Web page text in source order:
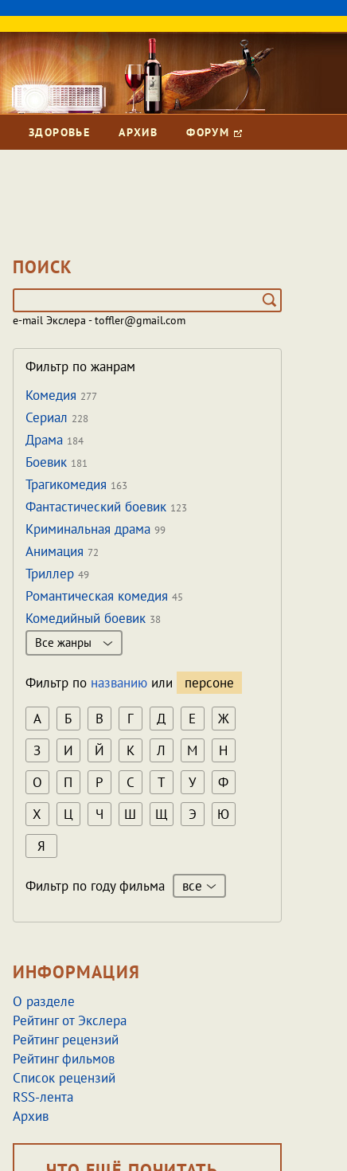
ЗДОРОВЬЕ АРХИВ ФОРУМ
ПОИСК
e-mail Экслера - toffler@gmail.com
Фильтр по жанрам
Комедия 277
Сериал 228
Драма 184
Боевик 181
Трагикомедия 163
Фантастический боевик 123
Криминальная драма 99
Анимация 72
Триллер 49
Романтическая комедия 45
Комедийный боевик 38
Все жанры
Фильтр по названиюили персоне
А Б В Г Д Е
Ж
З
И Й К Л М
Н
О
П Р С Т У
Ф
Х
Ц Ч Ш Щ Э
Ю
Я
Фильтр по году фильма все
ИНФОРМАЦИЯ
О разделе
Рейтинг от Экслера
Рейтинг рецензий
Рейтинг фильмов
Список рецензий
RSS-лента
Архив